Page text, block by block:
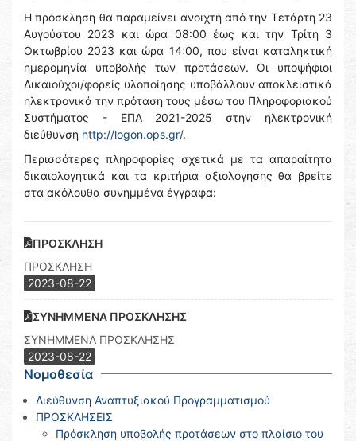
Η πρόσκληση θα παραμείνει ανοιχτή από την Τετάρτη 23
Αυγούστου 2023 και ώρα 08:00 έως και την Τρίτη 3
Οκτωβρίου 2023 και ώρα 14:00, που είναι καταληκτική
ημερομηνία υποβολής των προτάσεων. Οι υποψήφιοι
Δικαιούχοι/φορείς υλοποίησης υποβάλλουν αποκλειστικά
ηλεκτρονικά την πρόταση τους μέσω του Πληροφοριακού
Συστήματος - ΕΠΑ 2021-2025 στην ηλεκτρονική
διεύθυνση http://logon.ops.gr/.
Περισσότερες πληροφορίες σχετικά με τα απαραίτητα
δικαιολογητικά και τα κριτήρια αξιολόγησης θα βρείτε
στα ακόλουθα συνημμένα έγγραφα:
ΠΡΟΣΚΛΗΣΗ
ΠΡΟΣΚΛΗΣΗ
2023-08-22
ΣΥΝΗΜΜΕΝΑ ΠΡΟΣΚΛΗΣΗΣ
ΣΥΝΗΜΜΕΝΑ ΠΡΟΣΚΛΗΣΗΣ
2023-08-22
Νομοθεσία
Διεύθυνση Αναπτυξιακού Προγραμματισμού
ΠΡΟΣΚΛΗΣΕΙΣ
Πρόσκληση υποβολής προτάσεων στο πλαίσιο του